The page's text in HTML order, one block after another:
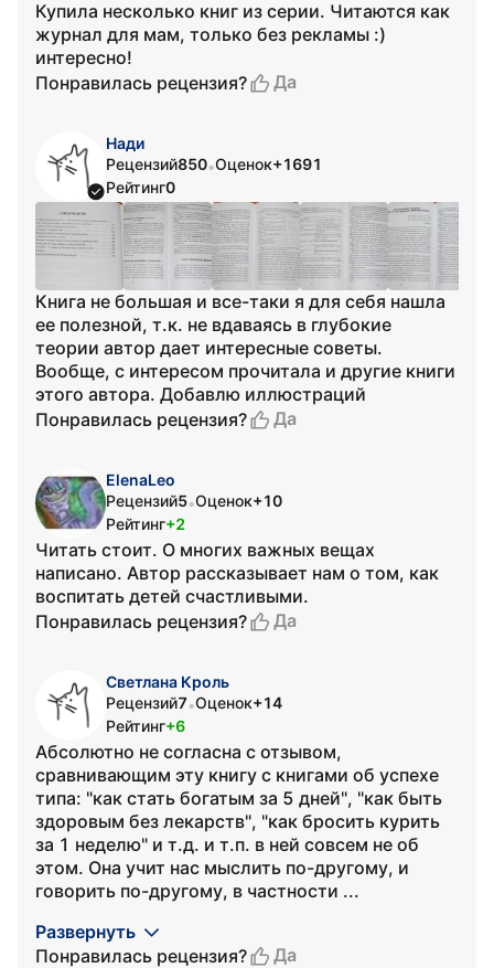
Купила несколько книг из серии. Читаются как
журнал для мам, только без рекламы :)
интересно!
Понравилась рецензия?
Да
Нади
Рецензий850•Оценок+1691
Рейтинг0
Книга не большая и все-таки я для себя нашла
ее полезной, т.к. не вдаваясь в глубокие
теории автор дает интересные советы.
Вообще, с интересом прочитала и другие книги
этого автора. Добавлю иллюстраций
Понравилась рецензия?
Да
ElenaLeo
Рецензий5•Оценок+10
Рейтинг+2
Читать стоит. О многих важных вещах
написано. Автор рассказывает нам о том, как
воспитать детей счастливыми.
Понравилась рецензия?
Да
Светлана Кроль
Рецензий7•Оценок+14
Рейтинг+6
Абсолютно не согласна с отзывом,
сравнивающим эту книгу с книгами об успехе
типа: "как стать богатым за 5 дней", "как быть
здоровым без лекарств", "как бросить курить
за 1 неделю" и т.д. и т.п. в ней совсем не об
этом. Она учит нас мыслить по-другому, и
говорить по-другому, в частности ...
Развернуть
Понравилась рецензия?
Да